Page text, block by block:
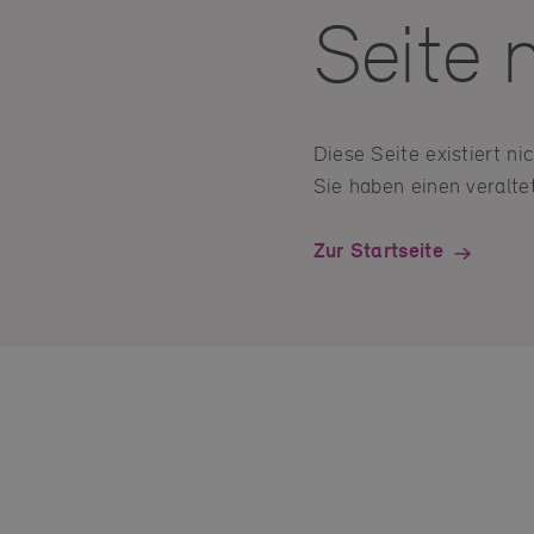
Seite
Diese Seite existiert
Sie haben einen
Zur Startseite